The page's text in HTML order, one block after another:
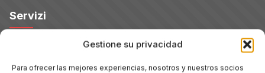
Gestione su privacidad
Para ofrecer las mejores experiencias, nosotros y nuestros socios
Servizi